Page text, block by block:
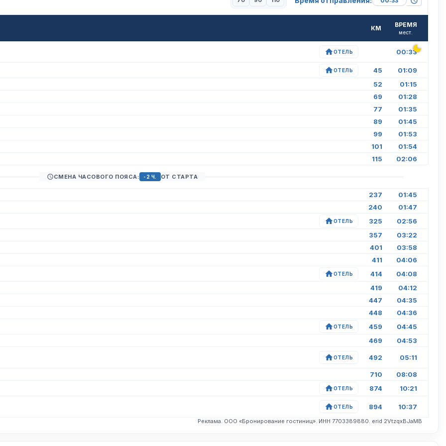
КМ ВРЕМЯ
мест.
ОТЕЛЬ 00:33
ОТЕЛЬ 45
01:09
52
01:15
69
01:28
77
01:35
89
01:45
99
01:53
101
01:54
115
02:06
СМЕНА ЧАСОВОГО ПОЯСА: -2 Ч. ОТ СТАРТА
237
01:45
240
01:47
ОТЕЛЬ 325
02:56
357
03:22
401
03:58
411
04:06
ОТЕЛЬ 414
04:08
419
04:12
447
04:35
448
04:36
ОТЕЛЬ 459
04:45
469
04:53
ОТЕЛЬ 492 05:11
710 08:08
ОТЕЛЬ 874 10:21
ОТЕЛЬ 894 10:37
Реклама. ООО «Бронирование гостиниц». ИНН 7703389880. erid 2VtzqxBJaMB